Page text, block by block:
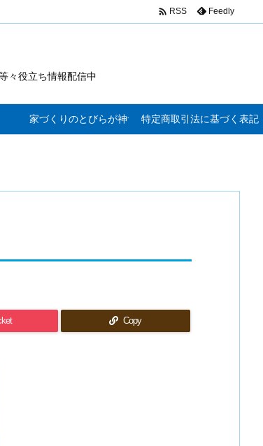
々役立ち情報配信中
家づくりのとびらが神サービス特定商取引法に基づく表記
 RSS Feedly
Copy